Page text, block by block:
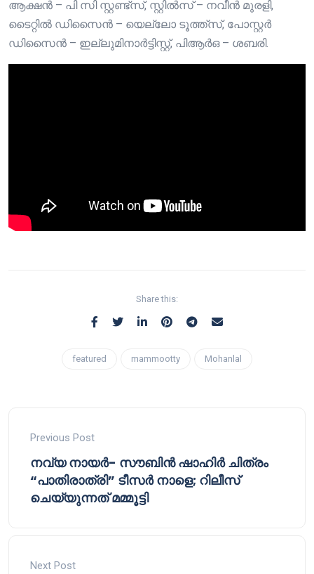
ആക്ഷൻ – പി സി സ്റ്റണ്ട്സ്, സ്റ്റിൽസ് – നവീൻ മുരളി,
ടൈറ്റിൽ ഡിസൈൻ – യെല്ലോ ടൂത്ത്സ്, പോസ്റ്റർ
ഡിസൈൻ – ഇല്ലുമിനാർട്ടിസ്റ്റ്, പിആർഒ – ശബരി.
Share this:
featured mammootty Mohanlal
Previous Post
നവ്യ നായർ- സൗബിൻ ഷാഹിർ ചിത്രം
“പാതിരാത്രി” ടീസർ നാളെ; റിലീസ്
ചെയ്യുന്നത് മമ്മൂട്ടി
Next Post